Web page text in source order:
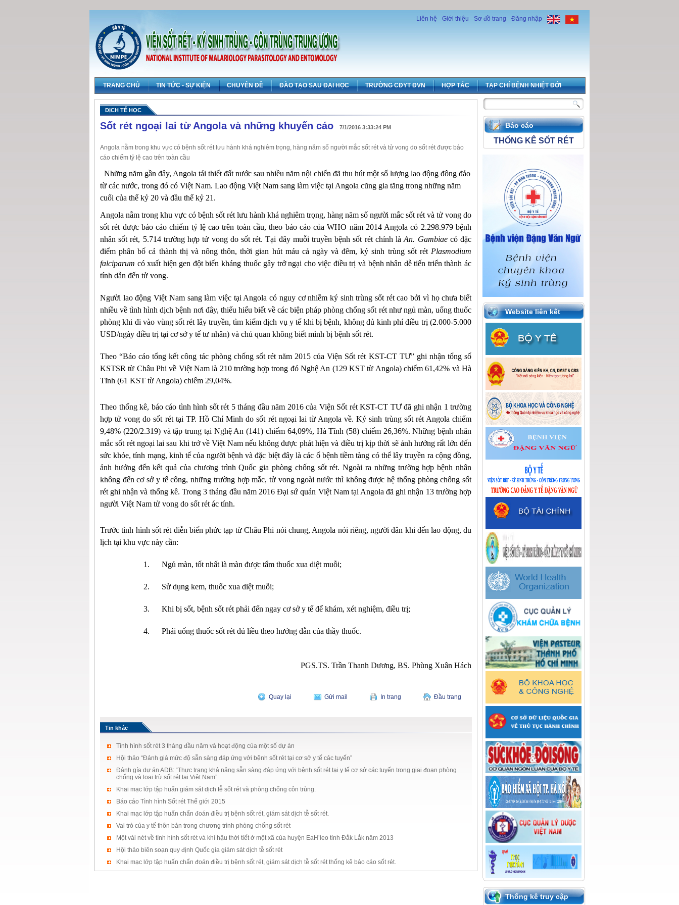
Liên hệ Giới thiệu Sơ đồ trang Đăng nhập
TRANG CHỦ TIN TỨC - SỰ KIỆN CHUYÊN ĐỀ ĐÀO TẠO SAU ĐẠI HỌC TRƯỜNG CĐYT ĐVN HỢP TÁC TẠP CHÍ BỆNH NHIỆT ĐỚI
DỊCH TỄ HỌC
Sốt rét ngoại lai từ Angola và những khuyến cáo 7/1/2016 3:33:24 PM
Angola nằm trong khu vực có bệnh sốt rét lưu hành khá nghiêm trọng, hàng năm số người mắc sốt rét và tử vong do sốt rét được báo
cáo chiếm tỷ lệ cao trên toàn cầu
Những năm gần đây, Angola tái thiết đất nước sau nhiều năm nội chiến đã thu hút một số lượng lao động đông đảo
từ các nước, trong đó có Việt Nam. Lao động Việt Nam sang làm việc tại Angola cũng gia tăng trong những năm
cuối của thế kỷ 20 và đầu thế kỷ 21.
Angola nằm trong khu vực có bệnh sốt rét lưu hành khá nghiêm trọng, hàng năm số người mắc sốt rét và tử vong do
sốt rét được báo cáo chiếm tỷ lệ cao trên toàn cầu, theo báo cáo của WHO năm 2014 Angola có 2.298.979 bệnh
nhân sốt rét, 5.714 trường hợp tử vong do sốt rét. Tại đây muỗi truyền bệnh sốt rét chính làAn. Gambiae có đặc
điểm phân bố cả thành thị và nông thôn, thời gian hút máu cả ngày và đêm, ký sinh trùng sốt rét Plasmodium
falciparum có xuất hiện gen đột biến kháng thuốc gây trở ngại cho việc điều trị và bệnh nhân dễ tiến triển thành ác
tính dẫn đến tử vong.
Người lao động Việt Nam sang làm việc tại Angola có nguy cơ nhiễm ký sinh trùng sốt rét cao bởi vì họ chưa biết
nhiều về tình hình dịch bệnh nơi đây, thiếu hiểu biết về các biện pháp phòng chống sốt rét như ngủ màn, uống thuốc
phòng khi đi vào vùng sốt rét lây truyền, tìm kiếm dịch vụ y tế khi bị bệnh, không đủ kinh phí điều trị (2.000-5.000
USD/ngày điều trị tại cơ sở y tế tư nhân) và chủ quan không biết mình bị bệnh sốt rét.
Theo “Báo cáo tổng kết công tác phòng chống sốt rét năm 2015 của Viện Sốt rét KST-CT TƯ” ghi nhận tổng số
KSTSR từ Châu Phi về Việt Nam là 210 trường hợp trong đó Nghệ An (129 KST từ Angola) chiếm 61,42% và Hà
Tĩnh (61 KST từ Angola) chiếm 29,04%.
Theo thống kê, báo cáo tình hình sốt rét 5 tháng đầu năm 2016của Viện Sốt rét KST-CT TƯ đã ghi nhận 1 trường
hợp tử vong do sốt rét tại TP. Hồ Chí Minh do sốt rét ngoại lai từ Angola về. Ký sinh trùng sốt rét Angola chiếm
9,48% (220/2.319) và tập trung tại Nghệ An (141) chiếm 64,09%, Hà Tĩnh (58) chiếm 26,36%. Những bệnh nhân
mắc sốt rét ngoại lai sau khi trở về Việt Nam nếu không được phát hiện và điều trị kịp thời sẽ ảnh hưởng rất lớn đến
sức khỏe, tính mạng, kinh tế của người bệnh và đặc biệt đây là các ổ bệnh tiềm tàng có thể lây truyền ra cộng đồng,
ảnh hưởng đến kết quả của chương trình Quốc gia phòng chống sốt rét. Ngoài ra những trường hợp bệnh nhân
không đến cơ sở y tế công, những trường hợp mắc, tử vong ngoài nước thì không được hệ thống phòng chống sốt
rét ghi nhận và thống kê. Trong 3 tháng đầu năm 2016 Đại sứ quán Việt Nam tại Angola đã ghi nhận 13 trường hợp
người Việt Nam tử vong do sốt rét ác tính.
Trước tình hình sốt rét diễn biến phức tạp từ Châu Phi nói chung, Angola nói riêng, người dân khi đến lao động, du
lịch tại khu vực này cần:
1. Ngủ màn, tốt nhất là màn được tẩm thuốc xua diệt muỗi;
2. Sử dụng kem, thuốc xua diệt muỗi;
3. Khi bị sốt, bệnh sốt rét phải đến ngay cơ sở y tế để khám, xét nghiệm, điều trị;
4. Phải uống thuốc sốt rét đủ liều theo hướng dẫn của thầy thuốc.
PGS.TS. Trần Thanh Dương, BS. Phùng Xuân Hách
Quay lại Gửi mail In trang Đầu trang
Tin khác
Tình hình sốt rét 3 tháng đầu năm và hoạt động của một số dự án
Hội thảo “Đánh giá mức độ sẵn sàng đáp ứng với bệnh sốt rét tại cơ sở y tế các tuyến”
Đánh gía dự án ADB: “Thực trạng khả năng sẵn sàng đáp ứng với bệnh sốt rét tại y tế cơ sở các tuyến trong giai đoạn phòng
chống và loại trừ sốt rét tại Việt Nam”
Khai mạc lớp tập huấn giám sát dịch tễ sốt rét và phòng chống côn trùng.
Báo cáo Tình hình Sốt rét Thế giới 2015
Khai mạc lớp tập huấn chẩn đoán điều trị bệnh sốt rét, giám sát dịch tễ sốt rét.
Vai trò của y tế thôn bản trong chương trình phòng chống sốt rét
Một vài nét về tình hình sốt rét và khí hậu thời tiết ở một xã của huyện EaH’leo tỉnh Đắk Lắk năm 2013
Hội thảo biên soạn quy định Quốc gia giám sát dịch tễ sốt rét
Khai mạc lớp tập huấn chẩn đoán điều trị bệnh sốt rét, giám sát dịch tễ sốt rét thống kê báo cáo sốt rét.
Báo cáo
THỐNG KÊ SỐT RÉT
Website liên kết
Thống kê truy cập